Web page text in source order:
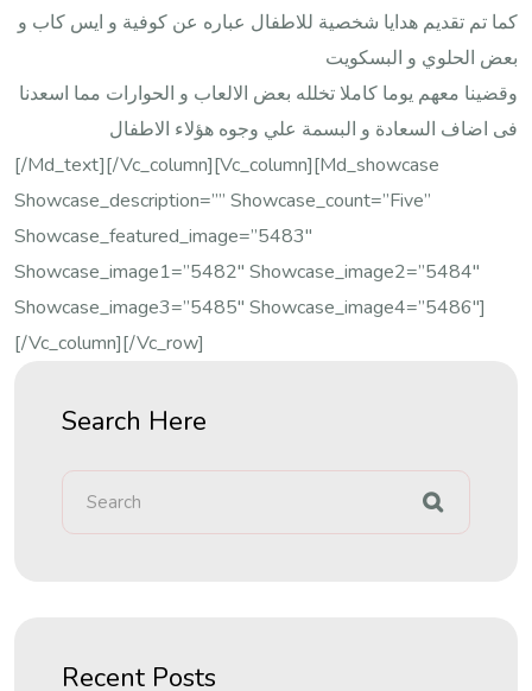
كما تم تقديم هدايا شخصية للاطفال عباره عن كوفية و ايس كاب و
بعض الحلوي و البسكويت
وقضينا معهم يوما كاملا تخلله بعض الالعاب و الحوارات مما اسعدنا
فى اضاف السعادة و البسمة علي وجوه هؤلاء الاطفال
[/md_text][/vc_column][vc_column][md_showcase
Showcase_description=”” Showcase_count=”five”
Showcase_featured_image=”5483″
Showcase_image1=”5482″ Showcase_image2=”5484″
Showcase_image3=”5485″ Showcase_image4=”5486″]
[/vc_column][/vc_row]
Search Here
Recent Posts